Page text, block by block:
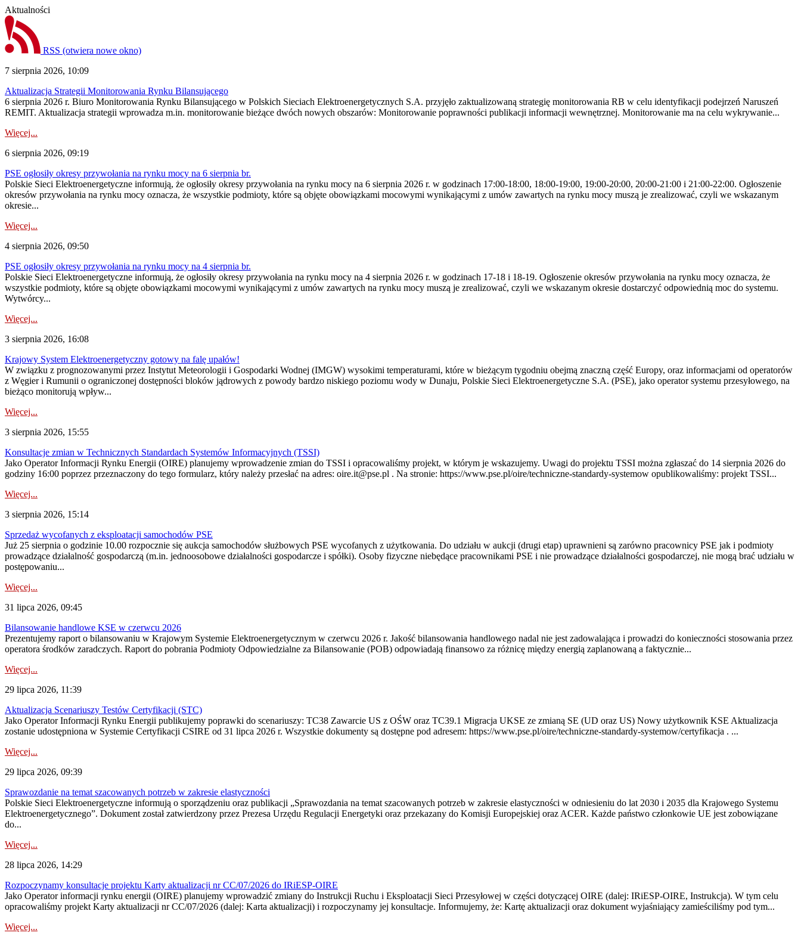
Aktualności
RSS (otwiera nowe okno)
7 sierpnia 2026, 10:09
Aktualizacja Strategii Monitorowania Rynku Bilansującego
6 sierpnia 2026 r. Biuro Monitorowania Rynku Bilansującego w Polskich Sieciach Elektroenergetycznych S.A. przyjęło zaktualizowaną strategię monitorowania RB w celu identyfikacji podejrzeń Naruszeń
REMIT. Aktualizacja strategii wprowadza m.in. monitorowanie bieżące dwóch nowych obszarów: Monitorowanie poprawności publikacji informacji wewnętrznej. Monitorowanie ma na celu wykrywanie...
Więcej...
6 sierpnia 2026, 09:19
PSE ogłosiły okresy przywołania na rynku mocy na 6 sierpnia br.
Polskie Sieci Elektroenergetyczne informują, że ogłosiły okresy przywołania na rynku mocy na 6 sierpnia 2026 r. w godzinach 17:00-18:00, 18:00-19:00, 19:00-20:00, 20:00-21:00 i 21:00-22:00. Ogłoszenie
okresów przywołania na rynku mocy oznacza, że wszystkie podmioty, które są objęte obowiązkami mocowymi wynikającymi z umów zawartych na rynku mocy muszą je zrealizować, czyli we wskazanym
okresie...
Więcej...
4 sierpnia 2026, 09:50
PSE ogłosiły okresy przywołania na rynku mocy na 4 sierpnia br.
Polskie Sieci Elektroenergetyczne informują, że ogłosiły okresy przywołania na rynku mocy na 4 sierpnia 2026 r. w godzinach 17-18 i 18-19. Ogłoszenie okresów przywołania na rynku mocy oznacza, że
wszystkie podmioty, które są objęte obowiązkami mocowymi wynikającymi z umów zawartych na rynku mocy muszą je zrealizować, czyli we wskazanym okresie dostarczyć odpowiednią moc do systemu.
Wytwórcy...
Więcej...
3 sierpnia 2026, 16:08
Krajowy System Elektroenergetyczny gotowy na falę upałów!
W związku z prognozowanymi przez Instytut Meteorologii i Gospodarki Wodnej (IMGW) wysokimi temperaturami, które w bieżącym tygodniu obejmą znaczną część Europy, oraz informacjami od operatorów
z Węgier i Rumunii o ograniczonej dostępności bloków jądrowych z powody bardzo niskiego poziomu wody w Dunaju, Polskie Sieci Elektroenergetyczne S.A. (PSE), jako operator systemu przesyłowego, na
bieżąco monitorują wpływ...
Więcej...
3 sierpnia 2026, 15:55
Konsultacje zmian w Technicznych Standardach Systemów Informacyjnych (TSSI)
Jako Operator Informacji Rynku Energii (OIRE) planujemy wprowadzenie zmian do TSSI i opracowaliśmy projekt, w którym je wskazujemy. Uwagi do projektu TSSI można zgłaszać do 14 sierpnia 2026 do
godziny 16:00 poprzez przeznaczony do tego formularz, który należy przesłać na adres: oire.it@pse.pl . Na stronie: https://www.pse.pl/oire/techniczne-standardy-systemow opublikowaliśmy: projekt TSSI...
Więcej...
3 sierpnia 2026, 15:14
Sprzedaż wycofanych z eksploatacji samochodów PSE
Już 25 sierpnia o godzinie 10.00 rozpocznie się aukcja samochodów służbowych PSE wycofanych z użytkowania. Do udziału w aukcji (drugi etap) uprawnieni są zarówno pracownicy PSE jak i podmioty
prowadzące działalność gospodarczą (m.in. jednoosobowe działalności gospodarcze i spółki). Osoby fizyczne niebędące pracownikami PSE i nie prowadzące działalności gospodarczej, nie mogą brać udziału w
postępowaniu...
Więcej...
31 lipca 2026, 09:45
Bilansowanie handlowe KSE w czerwcu 2026
Prezentujemy raport o bilansowaniu w Krajowym Systemie Elektroenergetycznym w czerwcu 2026 r. Jakość bilansowania handlowego nadal nie jest zadowalająca i prowadzi do konieczności stosowania przez
operatora środków zaradczych. Raport do pobrania Podmioty Odpowiedzialne za Bilansowanie (POB) odpowiadają finansowo za różnicę między energią zaplanowaną a faktycznie...
Więcej...
29 lipca 2026, 11:39
Aktualizacja Scenariuszy Testów Certyfikacji (STC)
Jako Operator Informacji Rynku Energii publikujemy poprawki do scenariuszy: TC38 Zawarcie US z OŚW oraz TC39.1 Migracja UKSE ze zmianą SE (UD oraz US) Nowy użytkownik KSE Aktualizacja
zostanie udostępniona w Systemie Certyfikacji CSIRE od 31 lipca 2026 r. Wszystkie dokumenty są dostępne pod adresem: https://www.pse.pl/oire/techniczne-standardy-systemow/certyfikacja . ...
Więcej...
29 lipca 2026, 09:39
Sprawozdanie na temat szacowanych potrzeb w zakresie elastyczności
Polskie Sieci Elektroenergetyczne informują o sporządzeniu oraz publikacji „Sprawozdania na temat szacowanych potrzeb w zakresie elastyczności w odniesieniu do lat 2030 i 2035 dla Krajowego Systemu
Elektroenergetycznego”. Dokument został zatwierdzony przez Prezesa Urzędu Regulacji Energetyki oraz przekazany do Komisji Europejskiej oraz ACER. Każde państwo członkowie UE jest zobowiązane
do...
Więcej...
28 lipca 2026, 14:29
Rozpoczynamy konsultacje projektu Karty aktualizacji nr CC/07/2026 do IRiESP-OIRE
Jako Operator informacji rynku energii (OIRE) planujemy wprowadzić zmiany do Instrukcji Ruchu i Eksploatacji Sieci Przesyłowej w części dotyczącej OIRE (dalej: IRiESP-OIRE, Instrukcja). W tym celu
opracowaliśmy projekt Karty aktualizacji nr CC/07/2026 (dalej: Karta aktualizacji) i rozpoczynamy jej konsultacje. Informujemy, że: Kartę aktualizacji oraz dokument wyjaśniający zamieściliśmy pod tym...
Więcej...